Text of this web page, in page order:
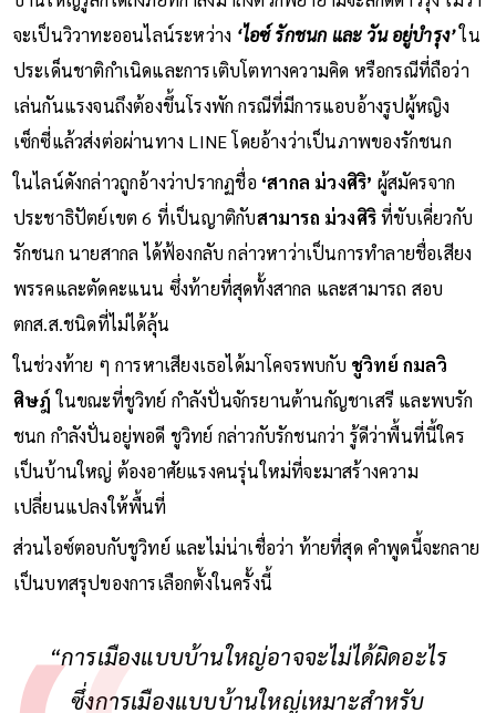
จะเป็นวิวาทะออนไลน์ระหว่าง ‘ไอซ์ รักชนก และ วัน อยู่บำรุง’ใน
ประเด็นชาติกำเนิดและการเติบโตทางความคิด หรือกรณีที่ถือว่า
เล่นกันแรงจนถึงต้องขึ้นโรงพัก กรณีที่มีการแอบอ้างรูปผู้หญิง
เซ็กซี่แล้วส่งต่อผ่านทาง LINE โดยอ้างว่าเป็นภาพของรักชนก
ในไลน์ดังกล่าวถูกอ้างว่าปรากฏชื่อ ‘สากล ม่วงศิริ’ ผู้สมัครจาก
ประชาธิปัตย์เขต 6 ที่เป็นญาติกับสามารถ ม่วงศิริที่ขับเคี่ยวกับ
รักชนก นายสากล ได้ฟ้องกลับ กล่าวหาว่าเป็นการทำลายชื่อเสียง
พรรคและตัดคะแนน ซึ่งท้ายที่สุดทั้งสากล และสามารถ สอบ
ตกส.ส.ชนิดที่ไม่ได้ลุ้น
ในช่วงท้าย ๆ การหาเสียงเธอได้มาโคจรพบกับ ชูวิทย์ กมลวิ
ศิษฎ์ ในขณะที่ชูวิทย์ กำลังปั่นจักรยานต้านกัญชาเสรี และพบรัก
ชนก กำลังปั่นอยู่พอดี ชูวิทย์ กล่าวกับรักชนกว่า รู้ดีว่าพื้นที่นี้ใคร
เป็นบ้านใหญ่ ต้องอาศัยแรงคนรุ่นใหม่ที่จะมาสร้างความ
เปลี่ยนแปลงให้พื้นที่
ส่วนไอซ์ตอบกับชูวิทย์ และไม่น่าเชื่อว่า ท้ายที่สุด คำพูดนี้จะกลาย
เป็นบทสรุปของการเลือกตั้งในครั้งนี้
“การเมืองแบบบ้านใหญ่อาจจะไม่ได้ผิดอะไร
ซึ่งการเมืองแบบบ้านใหญ่เหมาะสำหรับ